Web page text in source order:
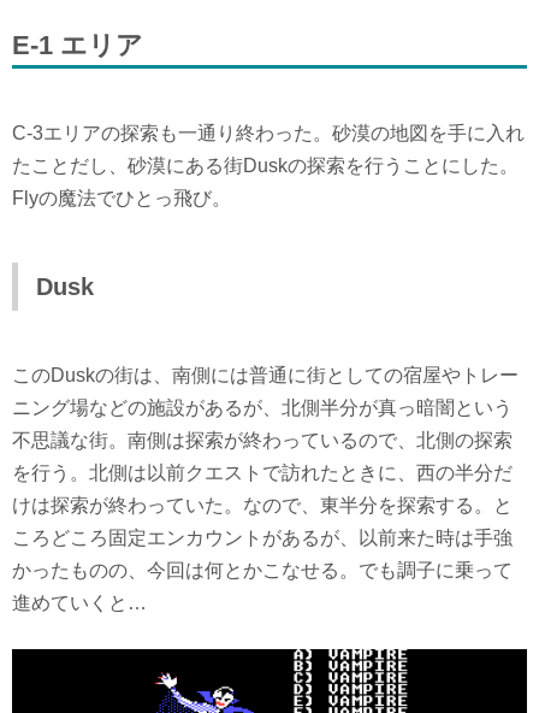
E-1 エリア
C-3エリアの探索も一通り終わった。砂漠の地図を手に入れ
たことだし、砂漠にある街Duskの探索を行うことにした。
Flyの魔法でひとっ飛び。
Dusk
このDuskの街は、南側には普通に街としての宿屋やトレー
ニング場などの施設があるが、北側半分が真っ暗闇という
不思議な街。南側は探索が終わっているので、北側の探索
を行う。北側は以前クエストで訪れたときに、西の半分だ
けは探索が終わっていた。なので、東半分を探索する。と
ころどころ固定エンカウントがあるが、以前来た時は手強
かったものの、今回は何とかこなせる。でも調子に乗って
進めていくと…